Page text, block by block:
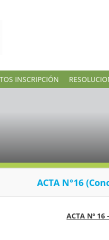
INSCRIPCIÓN
ACTA N°16
ACTA Nº 16